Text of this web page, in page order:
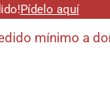
Pídelo aquí
mínimo a